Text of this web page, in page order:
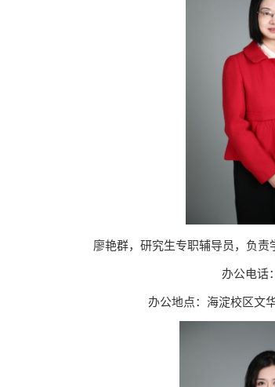
廖艳群，研究生专职辅导员，负责
办公电话
办公地点：海淀校区文